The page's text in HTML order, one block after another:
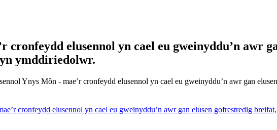
cronfeydd elusennol yn cael eu gweinyddu’n awr
ymddiriedolwr.
Ynys Môn - mae’r cronfeydd elusennol yn cael eu gweinyddu’n awr gan
cronfeydd elusennol yn cael eu gweinyddu’n awr gan elusen gofrestredig